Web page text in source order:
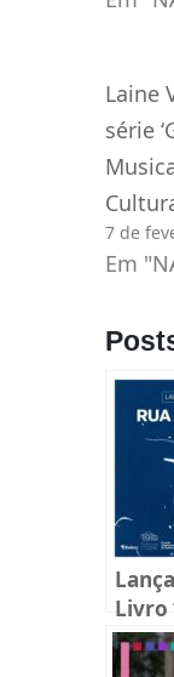
Laine
série
7 de
Em
Livro